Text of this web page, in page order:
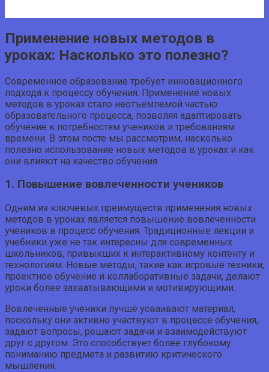
Применение новых методов в
уроках: Насколько это полезно?
Современное образование требует инновационного
подхода к процессу обучения. Применение новых
методов в уроках стало неотъемлемой частью
образовательного процесса, позволяя адаптировать
обучение к потребностям учеников и требованиям
времени. В этом посте мы рассмотрим, насколько
полезно использование новых методов в уроках и как
они влияют на качество обучения.
1. Повышение вовлеченности учеников
Одним из ключевых преимуществ применения новых
методов в уроках является повышение вовлеченности
учеников в процесс обучения. Традиционные лекции и
учебники уже не так интересны для современных
школьников, привыкших к интерактивному контенту и
технологиям. Новые методы, такие как игровые техники,
проектное обучение и коллаборативные задачи, делают
уроки более захватывающими и мотивирующими.
Вовлеченные ученики лучше усваивают материал,
поскольку они активно участвуют в процессе обучения,
задают вопросы, решают задачи и взаимодействуют
друг с другом. Это способствует более глубокому
пониманию предмета и развитию критического
мышления.